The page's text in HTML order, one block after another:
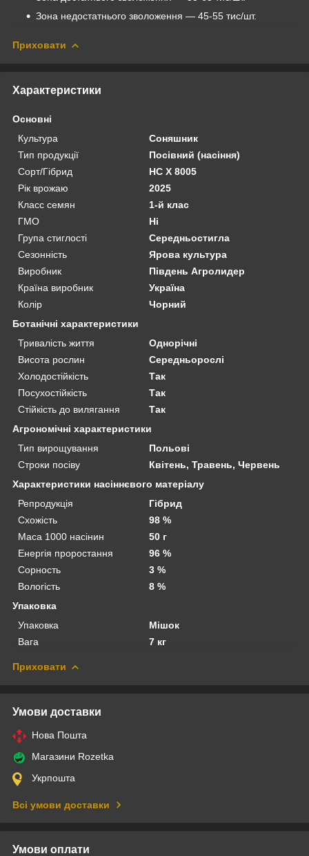
Зона недостатнього зволоження — 45-55 тис/шт.
Приховати
Характеристики
Основні
Культура
Соняшник
Тип продукції
Посівний (насіння)
Сорт/Гібрид
НС Х 8005
Рік врожаю
2025
Класс семян
1-й клас
ГМО
Ні
Група стиглості
Середньостигла
Сезонність
Ярова культура
Виробник
Південь Агролидер
Країна виробник
Україна
Колір
Чорний
Ботанічні характеристики
Тривалість життя
Однорічні
Висота рослин
Середньорослі
Холодостійкість
Так
Посухостійкість
Так
Стійкість до вилягання
Так
Агрономічні характеристики
Тип вирощування
Польові
Строки посіву
Квітень, Травень, Червень
Характеристики насіннєвого матеріалу
Репродукція
Гібрид
Схожість
98 %
Маса 1000 насінин
50 г
Енергія проростання
96 %
Сорность
3 %
Вологість
8 %
Упаковка
Упаковка
Мішок
Вага
7 кг
Приховати
Умови доставки
Нова Пошта
Магазини Rozetka
Укрпошта
Всі умови доставки
Умови оплати